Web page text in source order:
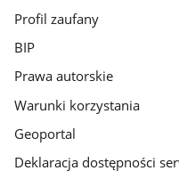
Profil zaufany
BIP
Prawa autorskie
Warunki korzystania
Geoportal
Deklaracja dostępności